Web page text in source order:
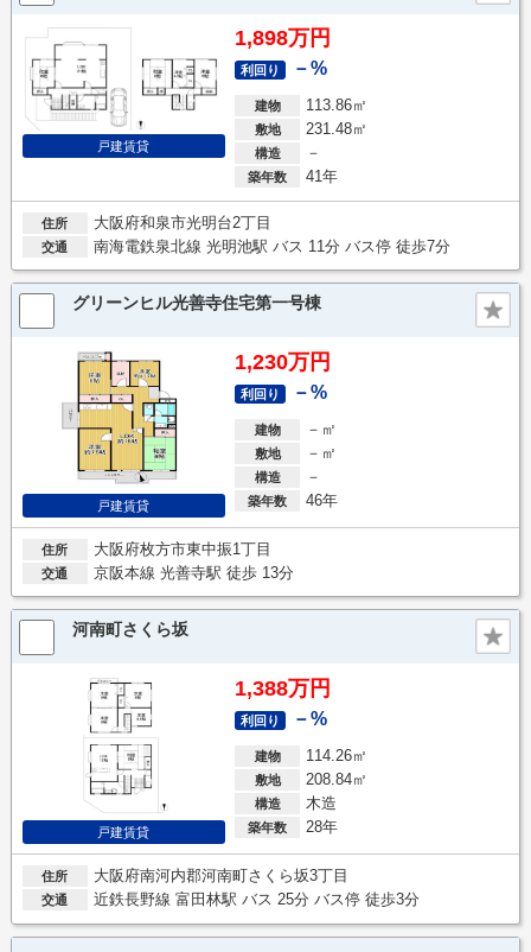
戸建賃貸
1,898万円
利回り －%
建物 113.86㎡
敷地 231.48㎡
構造 －
築年数 41年
住所 大阪府和泉市光明台2丁目
交通 南海電鉄泉北線 光明池駅 バス 11分 バス停 徒歩7分
グリーンヒル光善寺住宅第一号棟
戸建賃貸
1,230万円
利回り －%
建物 －㎡
敷地 －㎡
構造 －
築年数 46年
住所 大阪府枚方市東中振1丁目
交通 京阪本線 光善寺駅 徒歩 13分
河南町さくら坂
戸建賃貸
1,388万円
利回り －%
建物 114.26㎡
敷地 208.84㎡
構造 木造
築年数 28年
住所 大阪府南河内郡河南町さくら坂3丁目
交通 近鉄長野線 富田林駅 バス 25分 バス停 徒歩3分